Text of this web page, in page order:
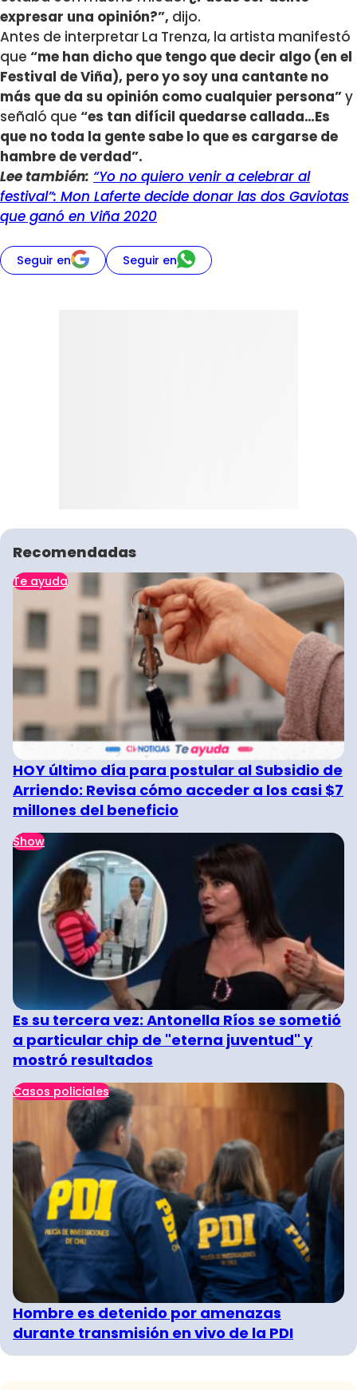
expresar una opinión?”, dijo.
Antes de interpretar La Trenza, la artista manifestó
que “me han dicho que tengo que decir algo (en el
Festival de Viña), pero yo soy una cantante no
más que da su opinión como cualquier persona”y
señaló que “es tan difícil quedarse callada…Es
que no toda la gente sabe lo que es cargarse de
hambre de verdad”.
Lee también: “Yo no quiero venir a celebrar al
festival”: Mon Laferte decide donar las dos Gaviotas
que ganó en Viña 2020
Seguir en Seguir en
Recomendadas
Te ayuda
HOY último día para postular al Subsidio de
Arriendo: Revisa cómo acceder a los casi $7
millones del beneficio
Show
Es su tercera vez: Antonella Ríos se sometió
a particular chip de "eterna juventud" y
mostró resultados
Casos policiales
Hombre es detenido por amenazas
durante transmisión en vivo de la PDI